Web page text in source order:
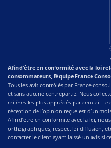
Afin d’être en conformité avec la loi
consommateurs, l’équipe France
Tous les avis contrôlés par France-
et sans aucune contrepartie. Nous
critères les plus appréciés par ceux-ci.
réception de l’opinion reçue est d’un
Afin d’être en conformité avec la loi,
orthographiques, respect loi diffusion,
contacter le client ayant laissé un avis si